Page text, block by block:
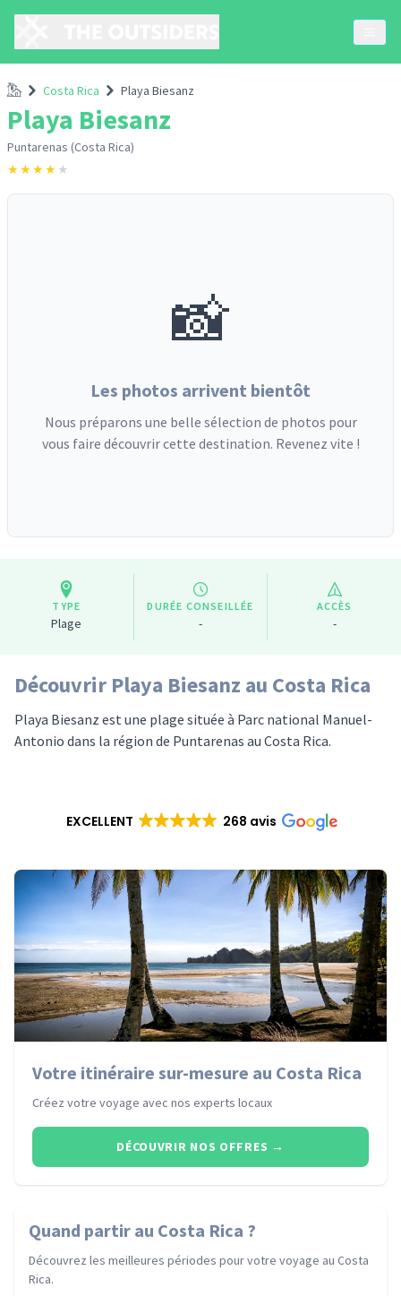
AccueilCosta Rica Playa Biesanz
Playa Biesanz
Puntarenas (Costa Rica)
★★★★ ★
📸
Les photos arrivent bientôt
Nous préparons une belle sélection de photos pour
vous faire découvrir cette destination. Revenez vite !
TYPE
Plage
DURÉE CONSEILLÉE
-
ACCÈS
-
Découvrir Playa Biesanz au Costa Rica
Playa Biesanz est une plage située à Parc national Manuel-
Antonio dans la région de Puntarenas au Costa Rica.
EXCELLENT 268 avis
Votre itinéraire sur-mesure au Costa Rica
Créez votre voyage avec nos experts locaux
DÉCOUVRIR NOS OFFRES →
Quand partir au Costa Rica ?
Découvrez les meilleures périodes pour votre voyage au Costa
Rica.